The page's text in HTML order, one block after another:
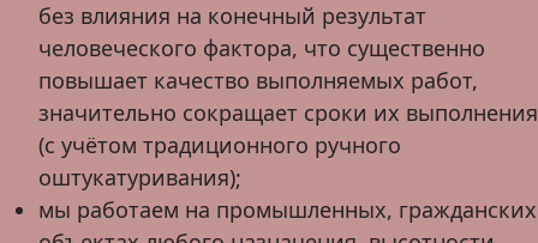
без влияния на конечный результат
человеческого фактора, что существенно
повышает качество выполняемых работ,
значительно сокращает сроки их выполнения
(с учётом традиционного ручного
оштукатуривания);
мы работаем на промышленных, гражданских